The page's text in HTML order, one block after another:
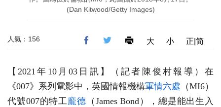
(Dan Kitwood/Getty Images)
人氣：156 大 小 正|简
【2021年10月03日訊】（記者陳俊村報導）在
《007》系列電影中，英國情報機構軍情六處 （MI6）
代號007的特工龐德 （James Bond），總是能出生入